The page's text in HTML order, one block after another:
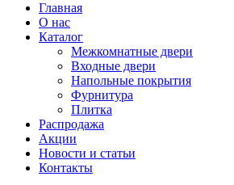
Главная
О нас
Каталог
Межкомнатные двери
Входные двери
Напольные покрытия
Фурнитура
Плитка
Распродажа
Акции
Новости и статьи
Контакты